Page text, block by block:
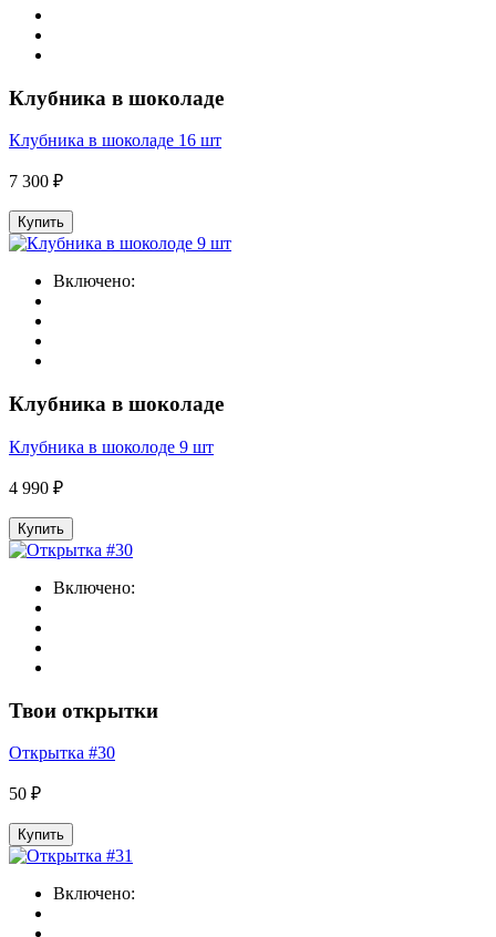
Клубника в шоколаде
Клубника в шоколаде 16 шт
7 300 ₽
Купить
Включено:
Клубника в шоколаде
Клубника в шоколоде 9 шт
4 990 ₽
Купить
Включено:
Твои открытки
Открытка #30
50 ₽
Купить
Включено: